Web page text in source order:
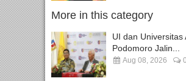
More in this category
UI dan Universitas
Podomoro Jalin...
Aug 08, 2026 0